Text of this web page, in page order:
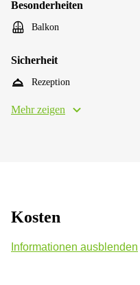
Besonderheiten
Balkon
Sicherheit
Rezeption
Mehr zeigen
Kosten
Informationen ausblenden